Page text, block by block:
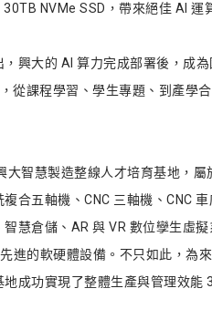
NVMe SSD，帶來絕佳 AI 運
興大的 AI 算力完成部署後，成
從課程學習、學生專題、到產學
大智慧製造整線人才培育基地，
合五軸機、CNC 三軸機、CNC
慧倉儲、AR 與 VR 數位孿生虛
進的軟硬體設備。不只如此，為
成功實現了整體生產與管理效能